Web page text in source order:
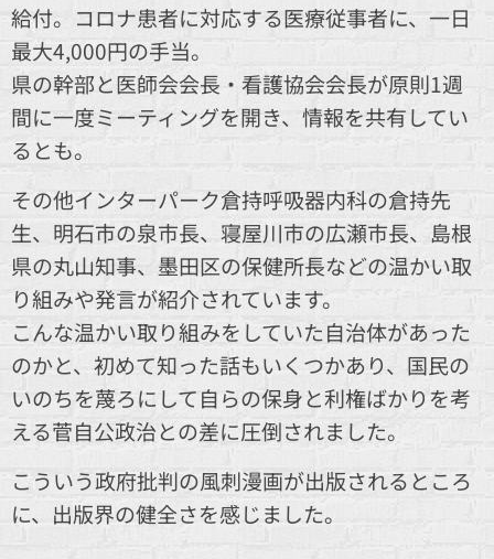
給付。コロナ患者に対応する医療従事者に、一日
最大4,000円の手当。
県の幹部と医師会会長・看護協会会長が原則1週
間に一度ミーティングを開き、情報を共有してい
るとも。
その他インターパーク倉持呼吸器内科の倉持先
生、明石市の泉市長、寝屋川市の広瀬市長、島根
県の丸山知事、墨田区の保健所長などの温かい取
り組みや発言が紹介されています。
こんな温かい取り組みをしていた自治体があった
のかと、初めて知った話もいくつかあり、国民の
いのちを蔑ろにして自らの保身と利権ばかりを考
える菅自公政治との差に圧倒されました。
こういう政府批判の風刺漫画が出版されるところ
に、出版界の健全さを感じました。